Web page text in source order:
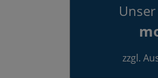
zzgl.